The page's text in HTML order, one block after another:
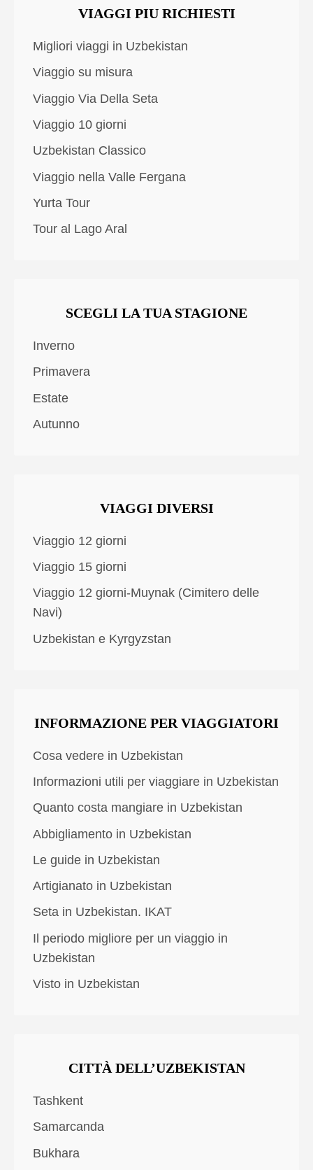
VIAGGI PIU RICHIESTI
Migliori viaggi in Uzbekistan
Viaggio su misura
Viaggio Via Della Seta
Viaggio 10 giorni
Uzbekistan Classico
Viaggio nella Valle Fergana
Yurta Tour
Tour al Lago Aral
SCEGLI LA TUA STAGIONE
Inverno
Primavera
Estate
Autunno
VIAGGI DIVERSI
Viaggio 12 giorni
Viaggio 15 giorni
Viaggio 12 giorni-Muynak (Cimitero delle
Navi)
Uzbekistan e Kyrgyzstan
INFORMAZIONE PER VIAGGIATORI
Cosa vedere in Uzbekistan
Informazioni utili per viaggiare in Uzbekistan
Quanto costa mangiare in Uzbekistan
Abbigliamento in Uzbekistan
Le guide in Uzbekistan
Artigianato in Uzbekistan
Seta in Uzbekistan. IKAT
Il periodo migliore per un viaggio in
Uzbekistan
Visto in Uzbekistan
CITTÀ DELL’UZBEKISTAN
Tashkent
Samarcanda
Bukhara